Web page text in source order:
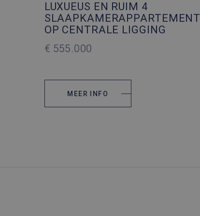
1 PARKEERPLAATS
LUXUEUS EN RUIM 4
SLAAPKAMERAPPARTEMENT
OP CENTRALE LIGGING
€ 555.000
MEER INFO